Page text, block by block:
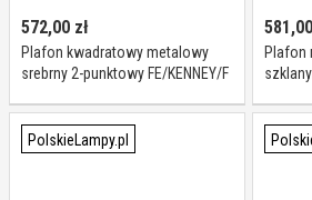
572,00 zł
Plafon kwadratowy metalowy
srebrny 2-punktowy FE/KENNEY/F
581,00
Plafon
Lighting
PolskieLampy.pl